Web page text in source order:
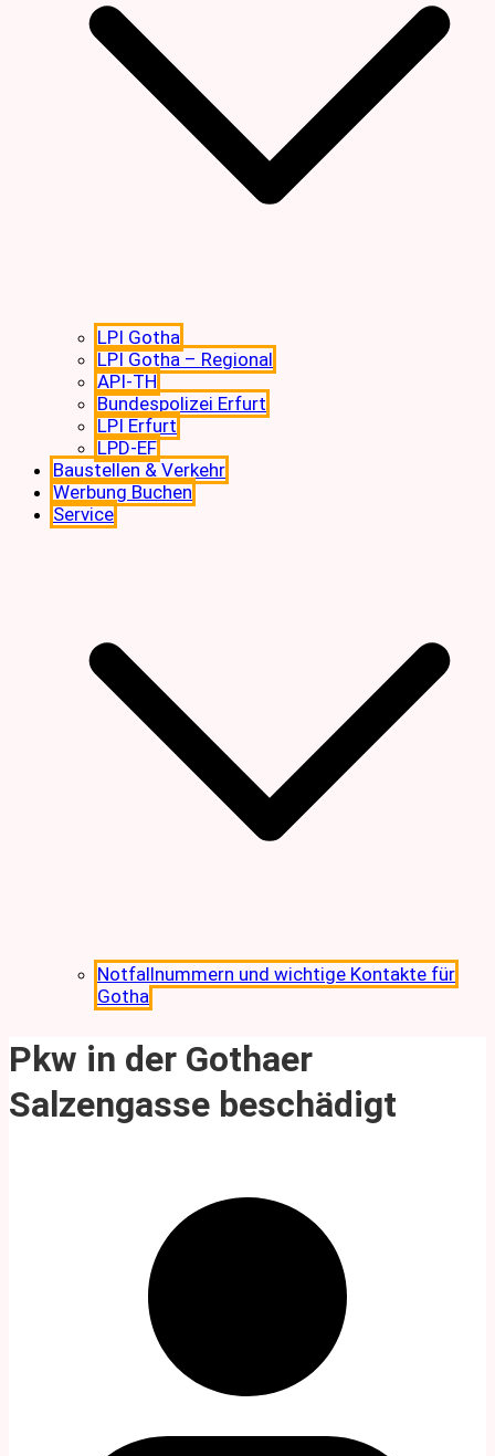
LPI Gotha
LPI Gotha – Regional
API-TH
Bundespolizei Erfurt
LPI Erfurt
LPD-EF
Baustellen & Verkehr
Werbung Buchen
Service
Notfallnummern und wichtige Kontakte für
Gotha
Pkw in der Gothaer
Salzengasse beschädigt